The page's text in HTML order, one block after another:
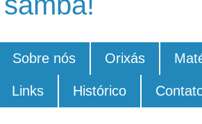
Sobre nós Orixás
Links Histórico